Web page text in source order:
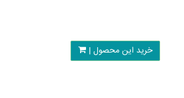
خرید این محصول |